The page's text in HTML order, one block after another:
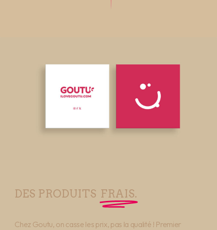
DES PRODUITS FRAIS.
Chez Goutu, on casse les prix, pas la qualité ! Premier